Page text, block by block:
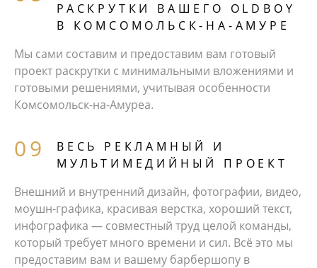
РАСКРУТКИ ВАШЕГО OLDBOY
В КОМСОМОЛЬСК-НА-АМУРЕ
Мы сами составим и предоставим вам готовый
проект раскрутки с минимальными вложениями и
готовыми решениями, учитывая особенности
Комсомольск-на-Амуреа.
ВЕСЬ РЕКЛАМНЫЙ И
МУЛЬТИМЕДИЙНЫЙ ПРОЕКТ
Внешний и внутренний дизайн, фотографии, видео,
моушн-графика, красивая верстка, хороший текст,
инфографика — совместный труд целой команды,
который требует много времени и сил. Всё это мы
предоставим вам и вашему барбершопу в